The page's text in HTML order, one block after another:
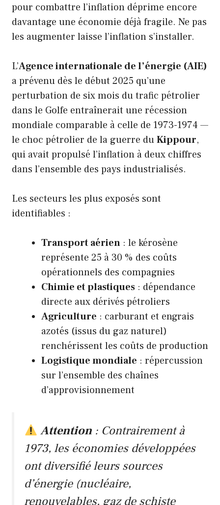
pour combattre l’inflation déprime encore
davantage une économie déjà fragile. Ne pas
les augmenter laisse l’inflation s’installer.
L’Agence internationale de l’énergie (AIE)
a prévenu dès le début 2025 qu’une
perturbation de six mois du trafic pétrolier
dans le Golfe entraînerait une récession
mondiale comparable à celle de 1973-1974 —
le choc pétrolier de la guerre duKippour,
qui avait propulsé l’inflation à deux chiffres
dans l’ensemble des pays industrialisés.
Les secteurs les plus exposés sont
identifiables :
Transport aérien : le kérosène
représente 25 à 30 % des coûts
opérationnels des compagnies
Chimie et plastiques : dépendance
directe aux dérivés pétroliers
Agriculture : carburant et engrais
azotés (issus du gaz naturel)
renchérissent les coûts de production
Logistique mondiale : répercussion
sur l’ensemble des chaînes
d’approvisionnement
Attention : Contrairement à
1973, les économies développées
ont diversifié leurs sources
d’énergie (nucléaire,
renouvelables, gaz de schiste